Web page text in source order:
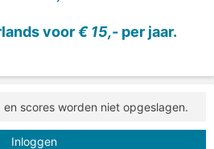
voor€ 15,- per jaar.
scores worden niet opgeslagen.
Inloggen